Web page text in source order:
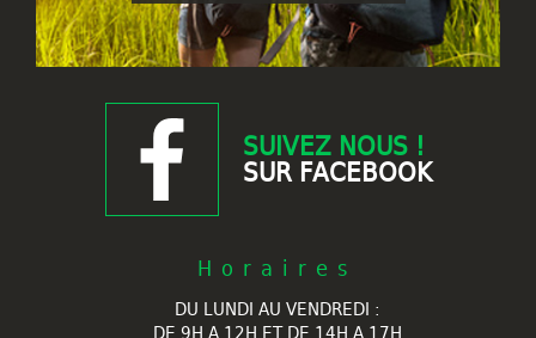
SUIVEZ NOUS !
SUR FACEBOOK
Horaires
DU LUNDI AU VENDREDI :